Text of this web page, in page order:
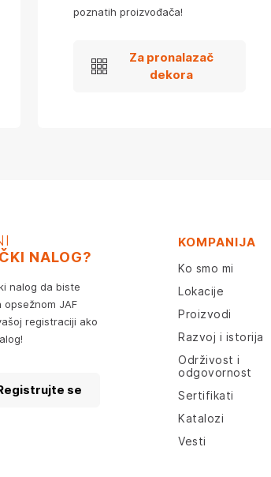
poznatih proizvođača!
Za pronalazač
dekora
NALOG?
nalog da biste
JAF
registraciji ako
se
KOMPANIJA
Ko smo mi
Lokacije
Proizvodi
Razvoj i istorija
Održivost i
odgovornost
Sertifikati
Katalozi
Vesti